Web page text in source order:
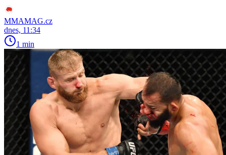
MMAMAG.cz
dnes, 11:34
1 min